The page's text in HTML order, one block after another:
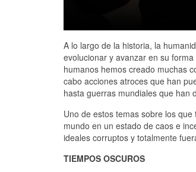
A lo largo de la historia, la
evolucionar y avanzar en su
humanos hemos creado muchas
cabo acciones atroces que han
hasta guerras mundiales que han
Uno de estos temas sobre los que
mundo en un estado de caos e
ideales corruptos y totalmente
TIEMPOS OSCUROS